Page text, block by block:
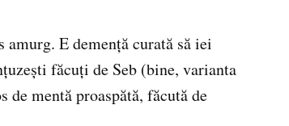
E demenţă curată să iei
făcuţi de Seb (bine, varianta
de mentă proaspătă, făcută de